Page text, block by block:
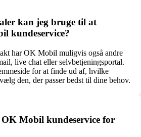
kan jeg bruge til at
kundeservice?
har OK Mobil muligvis også andre
live chat eller selvbetjeningsportal.
for at finde ud af, hvilke
den, der passer bedst til dine behov.
Mobil kundeservice for